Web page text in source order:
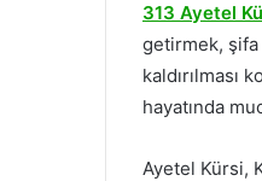
313 Ayetel
getirmek, şifa
kaldırılması
hayatında
Ayetel Kürsi,